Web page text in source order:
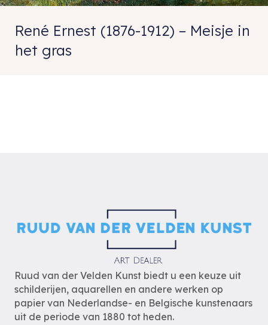
René Ernest (1876-1912) – Meisje in
het gras
Ruud van der Velden Kunst biedt u een keuze uit
schilderijen, aquarellen en andere werken op
papier van Nederlandse- en Belgische kunstenaars
uit de periode van 1880 tot heden.